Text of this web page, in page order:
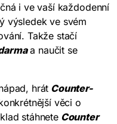
i ve vaší každodenní
výsledek ve svém
Takže stačí
a naučit se
hrát Counter-
věci o
stáhneteCounter